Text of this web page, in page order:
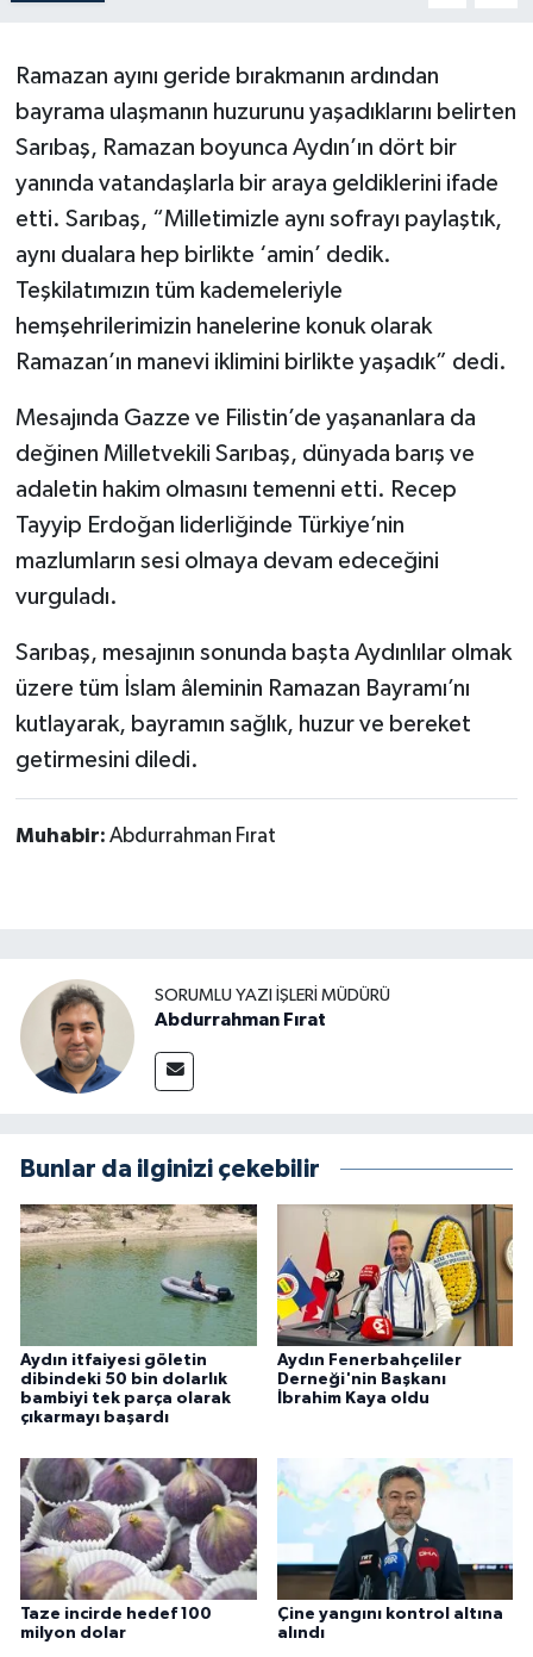
Ramazan ayını geride bırakmanın ardından
bayrama ulaşmanın huzurunu yaşadıklarını belirten
Sarıbaş, Ramazan boyunca Aydın’ın dört bir
yanında vatandaşlarla bir araya geldiklerini ifade
etti. Sarıbaş, “Milletimizle aynı sofrayı paylaştık,
aynı dualara hep birlikte ‘amin’ dedik.
Teşkilatımızın tüm kademeleriyle
hemşehrilerimizin hanelerine konuk olarak
Ramazan’ın manevi iklimini birlikte yaşadık” dedi.
Mesajında Gazze ve Filistin’de yaşananlara da
değinen Milletvekili Sarıbaş, dünyada barış ve
adaletin hakim olmasını temenni etti. Recep
Tayyip Erdoğan liderliğinde Türkiye’nin
mazlumların sesi olmaya devam edeceğini
vurguladı.
Sarıbaş, mesajının sonunda başta Aydınlılar olmak
üzere tüm İslam âleminin Ramazan Bayramı’nı
kutlayarak, bayramın sağlık, huzur ve bereket
getirmesini diledi.
Muhabir: Abdurrahman Fırat
SORUMLU YAZI İŞLERI MÜDÜRÜ
Abdurrahman Fırat
Bunlar da ilginizi çekebilir
Aydın itfaiyesi göletin
dibindeki 50 bin dolarlık
bambiyi tek parça olarak
çıkarmayı başardı
Aydın Fenerbahçeliler
Derneği'nin Başkanı
İbrahim Kaya oldu
Taze incirde hedef 100
milyon dolar
Çine yangını kontrol altına
alındı